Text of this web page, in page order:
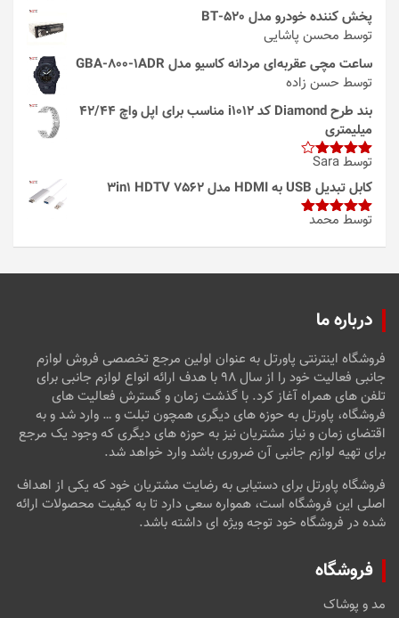
پخش کننده خودرو مدل 520-BT
توسط محسن پاشایی
ساعت مچی عقربه‌ای مردانه کاسیو مدل GBA-800-1ADR
توسط حسن زاده
بند طرح Diamond کد i1012 مناسب برای اپل واچ 42/44
میلیمتری
امتیاز4
از 5
توسط Sara
کابل تبدیل USB به HDMI مدل 3in1 HDTV 7562
امتیاز5از
توسط محمد
درباره ما
فروشگاه اینترنتی پاورتل به عنوان اولین مرجع تخصصی فروش لوازم
جانبی فعالیت خود را از سال ۹۸ با هدف ارائه انواع لوازم جانبی برای
تلفن های همراه آغاز کرد. با گذشت زمان و گسترش فعالیت های
فروشگاه، پاورتل به حوزه های دیگری همچون تبلت و … وارد شد و به
اقتضای زمان و نیاز مشتریان نیز به حوزه های دیگری که وجود یک مرجع
برای تهیه لوازم جانبی آن ضروری باشد وارد خواهد شد.
فروشگاه پاورتل برای دستیابی به رضایت مشتریان خود که یکی از اهداف
اصلی این فروشگاه است، همواره سعی دارد تا به کیفیت محصولات ارائه
شده در فروشگاه خود توجه ویژه ای داشته باشد.
فروشگاه
مد و پوشاک